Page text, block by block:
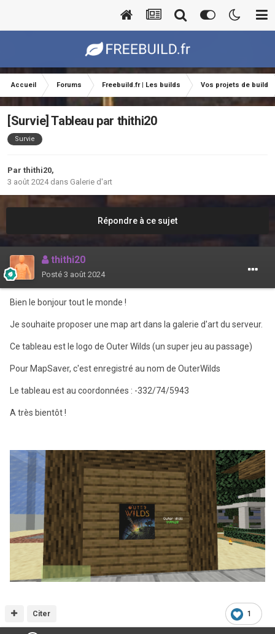
Accueil Forums Freebuild.fr | Les builds Vos projets de build
[Survie] Tableau par thithi20
Survie
Par thithi20,
3 août 2024dans Galerie d'art
Répondre à ce sujet
thithi20
Posté 3 août 2024
Bien le bonjour tout le monde !
Je souhaite proposer une map art dans la galerie d'art du serveur.
Ce tableau est le logo de Outer Wilds (un super jeu au passage)
Pour MapSaver, c'est enregistré au nom de OuterWilds
Le tableau est au coordonnées : -332/74/5943
A très bientôt !
1
Citer